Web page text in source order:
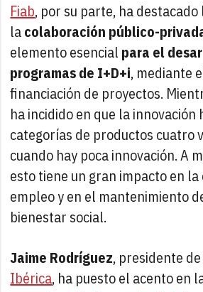
Fiab, por su parte, ha
lacolaboración público-
elemento esencial para el
programas de I+D+i, mediante
financiación de proyectos.
ha incidido en que la innovación
categorías de productos cuatro
cuando hay poca innovación. A
esto tiene un gran impacto en la
empleo y en el mantenimiento
bienestar social.
Jaime Rodríguez, presidente de
Ibérica, ha puesto el acento en